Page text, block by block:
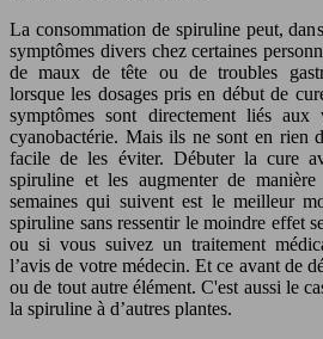
La consommation de spiruline peut,
symptômes divers chez certaines
de maux de tête ou de troubles
lorsque les dosages pris en début de
symptômes sont directement liés aux
cyanobactérie. Mais ils ne sont en rien
facile de les éviter. Débuter la cure
spiruline et les augmenter de
semaines qui suivent est le meilleur
spiruline sans ressentir le moindre effet
ou si vous suivez un traitement
l’avis de votre médecin. Et ce avant de
ou de tout autre élément. C'est aussi le
la spiruline à d’autres plantes.